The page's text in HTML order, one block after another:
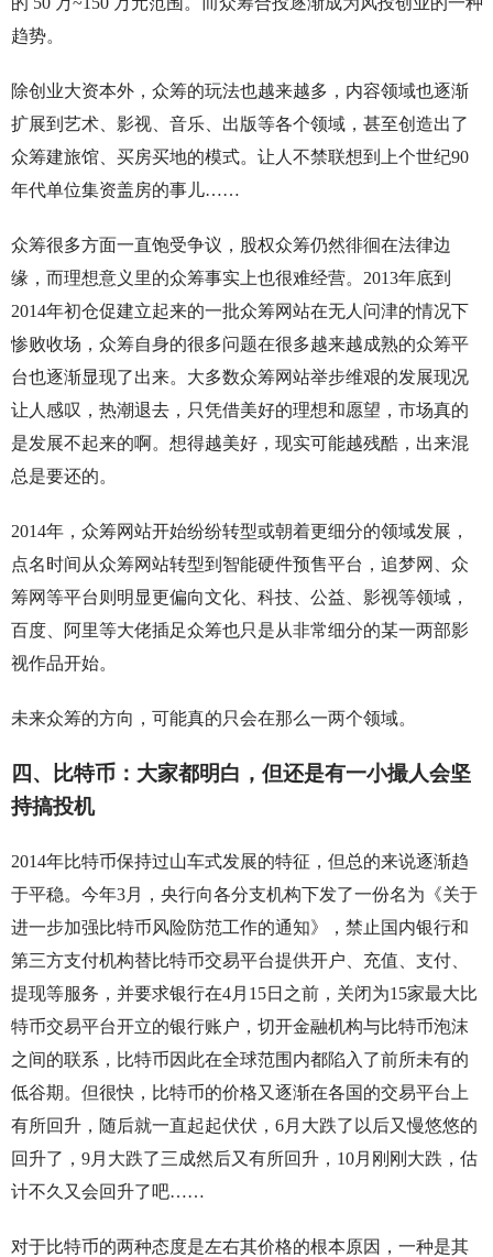
趋势。
除创业大资本外，众筹的玩法也越来越多，内容领域也逐渐
扩展到艺术、影视、音乐、出版等各个领域，甚至创造出了
众筹建旅馆、买房买地的模式。让人不禁联想到上个世纪90
年代单位集资盖房的事儿……
众筹很多方面一直饱受争议，股权众筹仍然徘徊在法律边
缘，而理想意义里的众筹事实上也很难经营。2013年底到
2014年初仓促建立起来的一批众筹网站在无人问津的情况下
惨败收场，众筹自身的很多问题在很多越来越成熟的众筹平
台也逐渐显现了出来。大多数众筹网站举步维艰的发展现况
让人感叹，热潮退去，只凭借美好的理想和愿望，市场真的
是发展不起来的啊。想得越美好，现实可能越残酷，出来混
总是要还的。
2014年，众筹网站开始纷纷转型或朝着更细分的领域发展，
点名时间从众筹网站转型到智能硬件预售平台，追梦网、众
筹网等平台则明显更偏向文化、科技、公益、影视等领域，
百度、阿里等大佬插足众筹也只是从非常细分的某一两部影
视作品开始。
未来众筹的方向，可能真的只会在那么一两个领域。
四、比特币：大家都明白，但还是有一小撮人会坚
持搞投机
2014年比特币保持过山车式发展的特征，但总的来说逐渐趋
于平稳。今年3月，央行向各分支机构下发了一份名为《关于
进一步加强比特币风险防范工作的通知》，禁止国内银行和
第三方支付机构替比特币交易平台提供开户、充值、支付、
提现等服务，并要求银行在4月15日之前，关闭为15家最大比
特币交易平台开立的银行账户，切开金融机构与比特币泡沫
之间的联系，比特币因此在全球范围内都陷入了前所未有的
低谷期。但很快，比特币的价格又逐渐在各国的交易平台上
有所回升，随后就一直起起伏伏，6月大跌了以后又慢悠悠的
回升了，9月大跌了三成然后又有所回升，10月刚刚大跌，估
计不久又会回升了吧……
对于比特币的两种态度是左右其价格的根本原因，一种是其